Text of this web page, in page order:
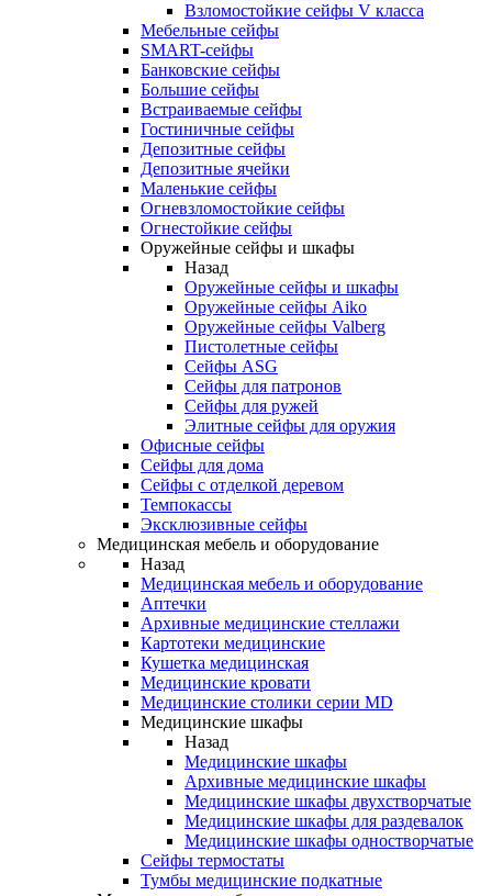
Взломостойкие сейфы V класса
Мебельные сейфы
SMART-сейфы
Банковские сейфы
Большие сейфы
Встраиваемые сейфы
Гостиничные сейфы
Депозитные сейфы
Депозитные ячейки
Маленькие сейфы
Огневзломостойкие сейфы
Огнестойкие сейфы
Оружейные сейфы и шкафы
Назад
Оружейные сейфы и шкафы
Оружейные сейфы Aiko
Оружейные сейфы Valberg
Пистолетные сейфы
Сейфы ASG
Сейфы для патронов
Сейфы для ружей
Элитные сейфы для оружия
Офисные сейфы
Сейфы для дома
Сейфы с отделкой деревом
Темпокассы
Эксклюзивные сейфы
Медицинская мебель и оборудование
Назад
Медицинская мебель и оборудование
Аптечки
Архивные медицинские стеллажи
Картотеки медицинские
Кушетка медицинская
Медицинские кровати
Медицинские столики серии MD
Медицинские шкафы
Назад
Медицинские шкафы
Архивные медицинские шкафы
Медицинские шкафы двухстворчатые
Медицинские шкафы для раздевалок
Медицинские шкафы одностворчатые
Сейфы термостаты
Тумбы медицинские подкатные